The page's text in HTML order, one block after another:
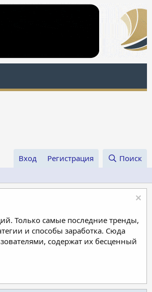
Вход Регистрация Поиск
Только самые последние тренды,
и способы заработка. Сюда
содержат их бесценный